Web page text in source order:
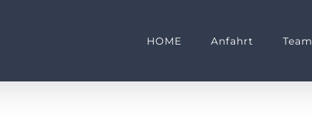
HOME Anfahrt Team